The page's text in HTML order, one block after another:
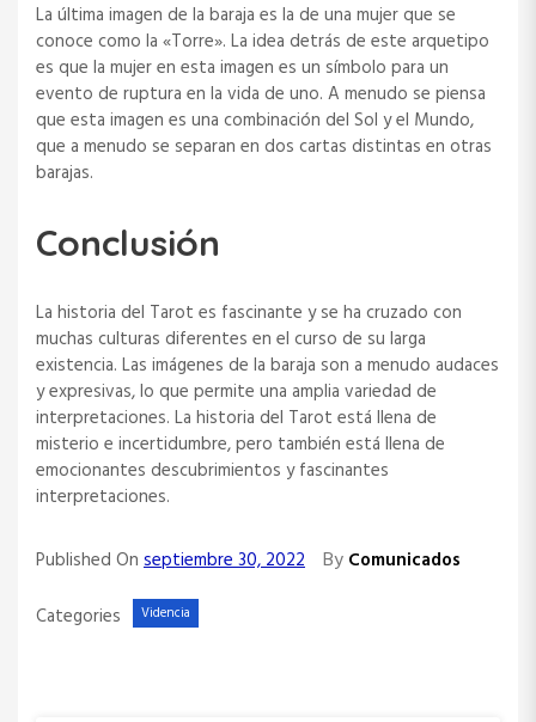
La última imagen de la baraja es la de una mujer que se
conoce como la «Torre». La idea detrás de este arquetipo
es que la mujer en esta imagen es un símbolo para un
evento de ruptura en la vida de uno. A menudo se piensa
que esta imagen es una combinación del Sol y el Mundo,
que a menudo se separan en dos cartas distintas en otras
barajas.
Conclusión
La historia del Tarot es fascinante y se ha cruzado con
muchas culturas diferentes en el curso de su larga
existencia. Las imágenes de la baraja son a menudo audaces
y expresivas, lo que permite una amplia variedad de
interpretaciones. La historia del Tarot está llena de
misterio e incertidumbre, pero también está llena de
emocionantes descubrimientos y fascinantes
interpretaciones.
Published On septiembre 30, 2022 By Comunicados
Categories
Videncia